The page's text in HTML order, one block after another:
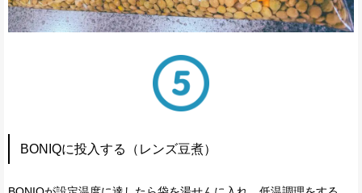
BONIQに投入する（レンズ豆煮）